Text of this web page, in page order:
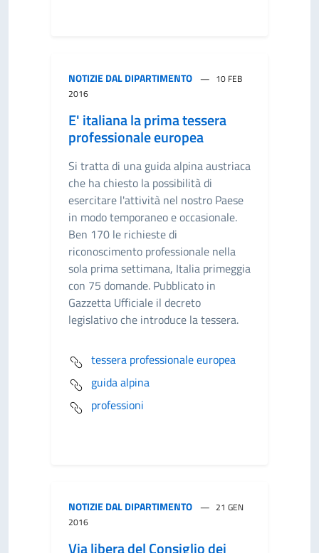
NOTIZIE DAL DIPARTIMENTO
10 FEB
2016
E' italiana la prima tessera
professionale europea
Si tratta di una guida alpina austriaca
che ha chiesto la possibilità di
esercitare l'attività nel nostro Paese
in modo temporaneo e occasionale.
Ben 170 le richieste di
riconoscimento professionale nella
sola prima settimana, Italia primeggia
con 75 domande. Pubblicato in
Gazzetta Ufficiale il decreto
legislativo che introduce la tessera.
tessera professionale europea
guida alpina
professioni
NOTIZIE DAL DIPARTIMENTO
21 GEN
2016
Via libera del Consiglio dei